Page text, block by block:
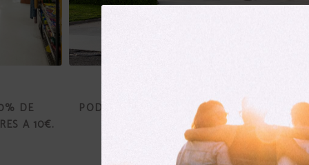
DE
A 10€.
PODRÁS OBTENER UN DESCUENTO DE
POR LITRO.